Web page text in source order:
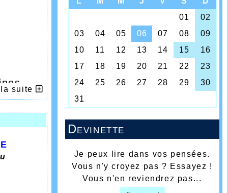
la suite
Devinette
Je peux lire dans vos pensées.
Vous n'y croyez pas ? Essayez !
Vous n'en reviendrez pas...